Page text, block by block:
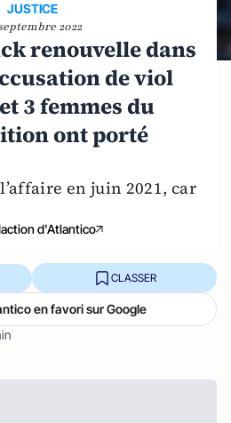
JUSTICE
2022
renouvelle dans
de viol
3 femmes du
ont porté
en juin 2021, car
d'Atlantico
CLASSER
en favori sur Google